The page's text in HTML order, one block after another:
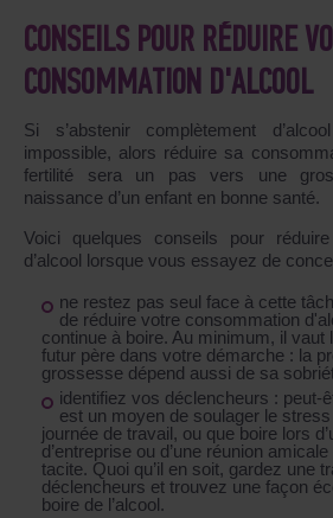
CONSEILS POUR RÉDUIRE
CONSOMMATION D'ALCOOL
Si s’abstenir complètement
impossible, alors réduire sa
fertilité sera un pas vers une
naissance d’un enfant en bonne santé.
Voici quelques conseils pour
d’alcool lorsque vous essayez de
ne restez pas seul face à cette
de réduire votre consommation
continue à boire. Au minimum, il vaut
futur père dans votre démarche : la
grossesse dépend aussi de sa
identifiez vos déclencheurs : peut-
est un moyen de soulager le
journée de travail, ou que boire lors
d’entreprise ou d’une réunion
tacite. Quoi qu’il en soit, gardez une
déclencheurs et trouvez une façon
boire de l’alcool.